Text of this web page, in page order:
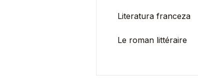
Literatura franceza
Le roman littéraire